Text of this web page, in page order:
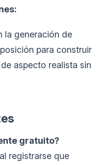
la generación de
para construir
aspecto realista sin
gratuito?
registrarse que